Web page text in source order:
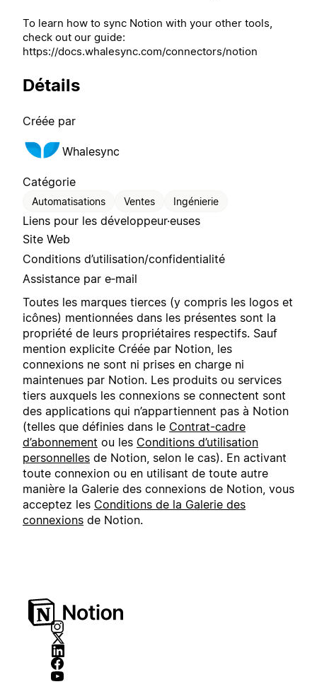
To learn how to sync Notion with your other tools,
check out our guide:
https://docs.whalesync.com/connectors/notion
Détails
Créée par
Whalesync
Catégorie
Automatisations Ventes Ingénierie
Liens pour les développeur·euses
Site Web
Conditions d’utilisation/confidentialité
Assistance par e‑mail
Toutes les marques tierces (y compris les logos et
icônes) mentionnées dans les présentes sont la
propriété de leurs propriétaires respectifs. Sauf
mention explicite Créée par Notion, les
connexions ne sont ni prises en charge ni
maintenues par Notion. Les produits ou services
tiers auxquels les connexions se connectent sont
des applications qui n’appartiennent pas à Notion
(telles que définies dans le Contrat-cadre
d’abonnement ou les Conditions d’utilisation
personnelles de Notion, selon le cas). En activant
toute connexion ou en utilisant de toute autre
manière la Galerie des connexions de Notion, vous
acceptez les Conditions de la Galerie des
connexions de Notion.